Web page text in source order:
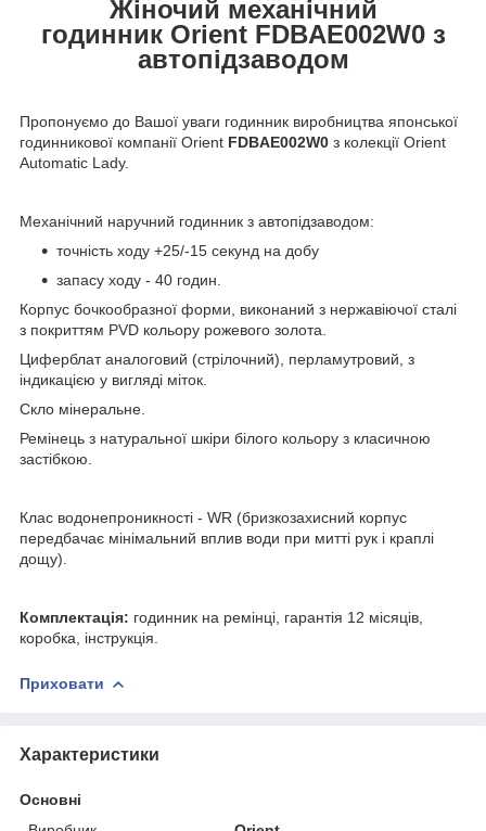
Жіночий механічний
годинник Orient FDBAE002W0 з
автопідзаводом
Пропонуємо до Вашої уваги годинник виробництва японської
годинникової компанії Orient FDBAE002W0 з колекції Orient
Automatic Lady.
Механічний наручний годинник з автопідзаводом:
точність ходу +25/-15 секунд на добу
запасу ходу - 40 годин.
Корпус бочкообразної форми, виконаний з нержавіючої сталі
з покриттям PVD кольору рожевого золота.
Циферблат аналоговий (стрілочний), перламутровий, з
індикацією у вигляді міток.
Скло мінеральне.
Ремінець з натуральної шкіри білого кольору з класичною
застібкою.
Клас водонепроникності - WR (бризкозахисний корпус
передбачає мінімальний вплив води при митті рук і краплі
дощу).
Комплектація: годинник на ремінці, гарантія 12 місяців,
коробка, інструкція.
Приховати
Характеристики
Основні